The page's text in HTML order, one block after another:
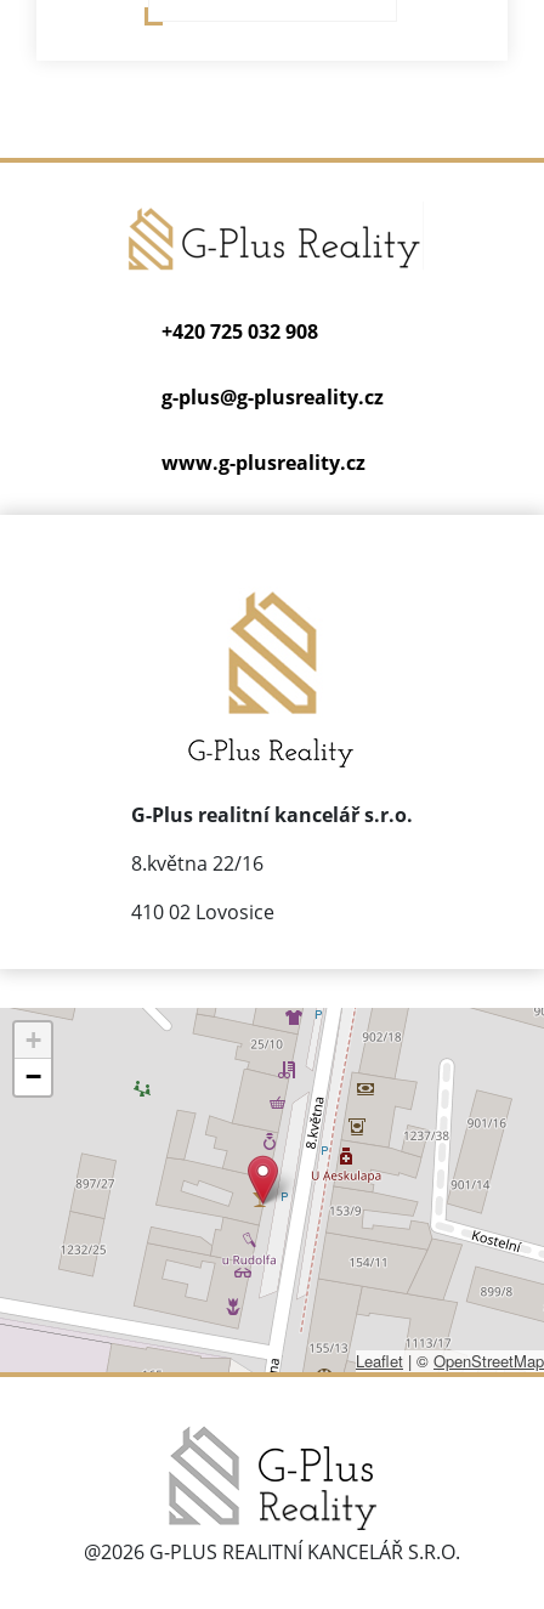
+420 725 032 908
g-plus@g-plusreality.cz
www.g-plusreality.cz
G-Plus realitní kancelář s.r.o.
8.května 22/16
410 02 Lovosice
+
−
Leaflet | © OpenStreetMap
@2026 G-PLUS REALITNÍ KANCELÁŘ S.R.O.